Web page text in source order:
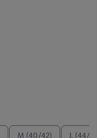
M (40/42) L (44/